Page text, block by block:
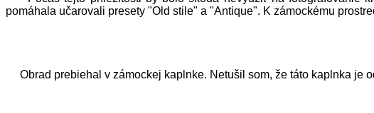
pomáhala učarovali presety "Old stile" a "Antique". K zámockému
Obrad prebiehal v zámockej kaplnke. Netušil som, že táto kaplnka je